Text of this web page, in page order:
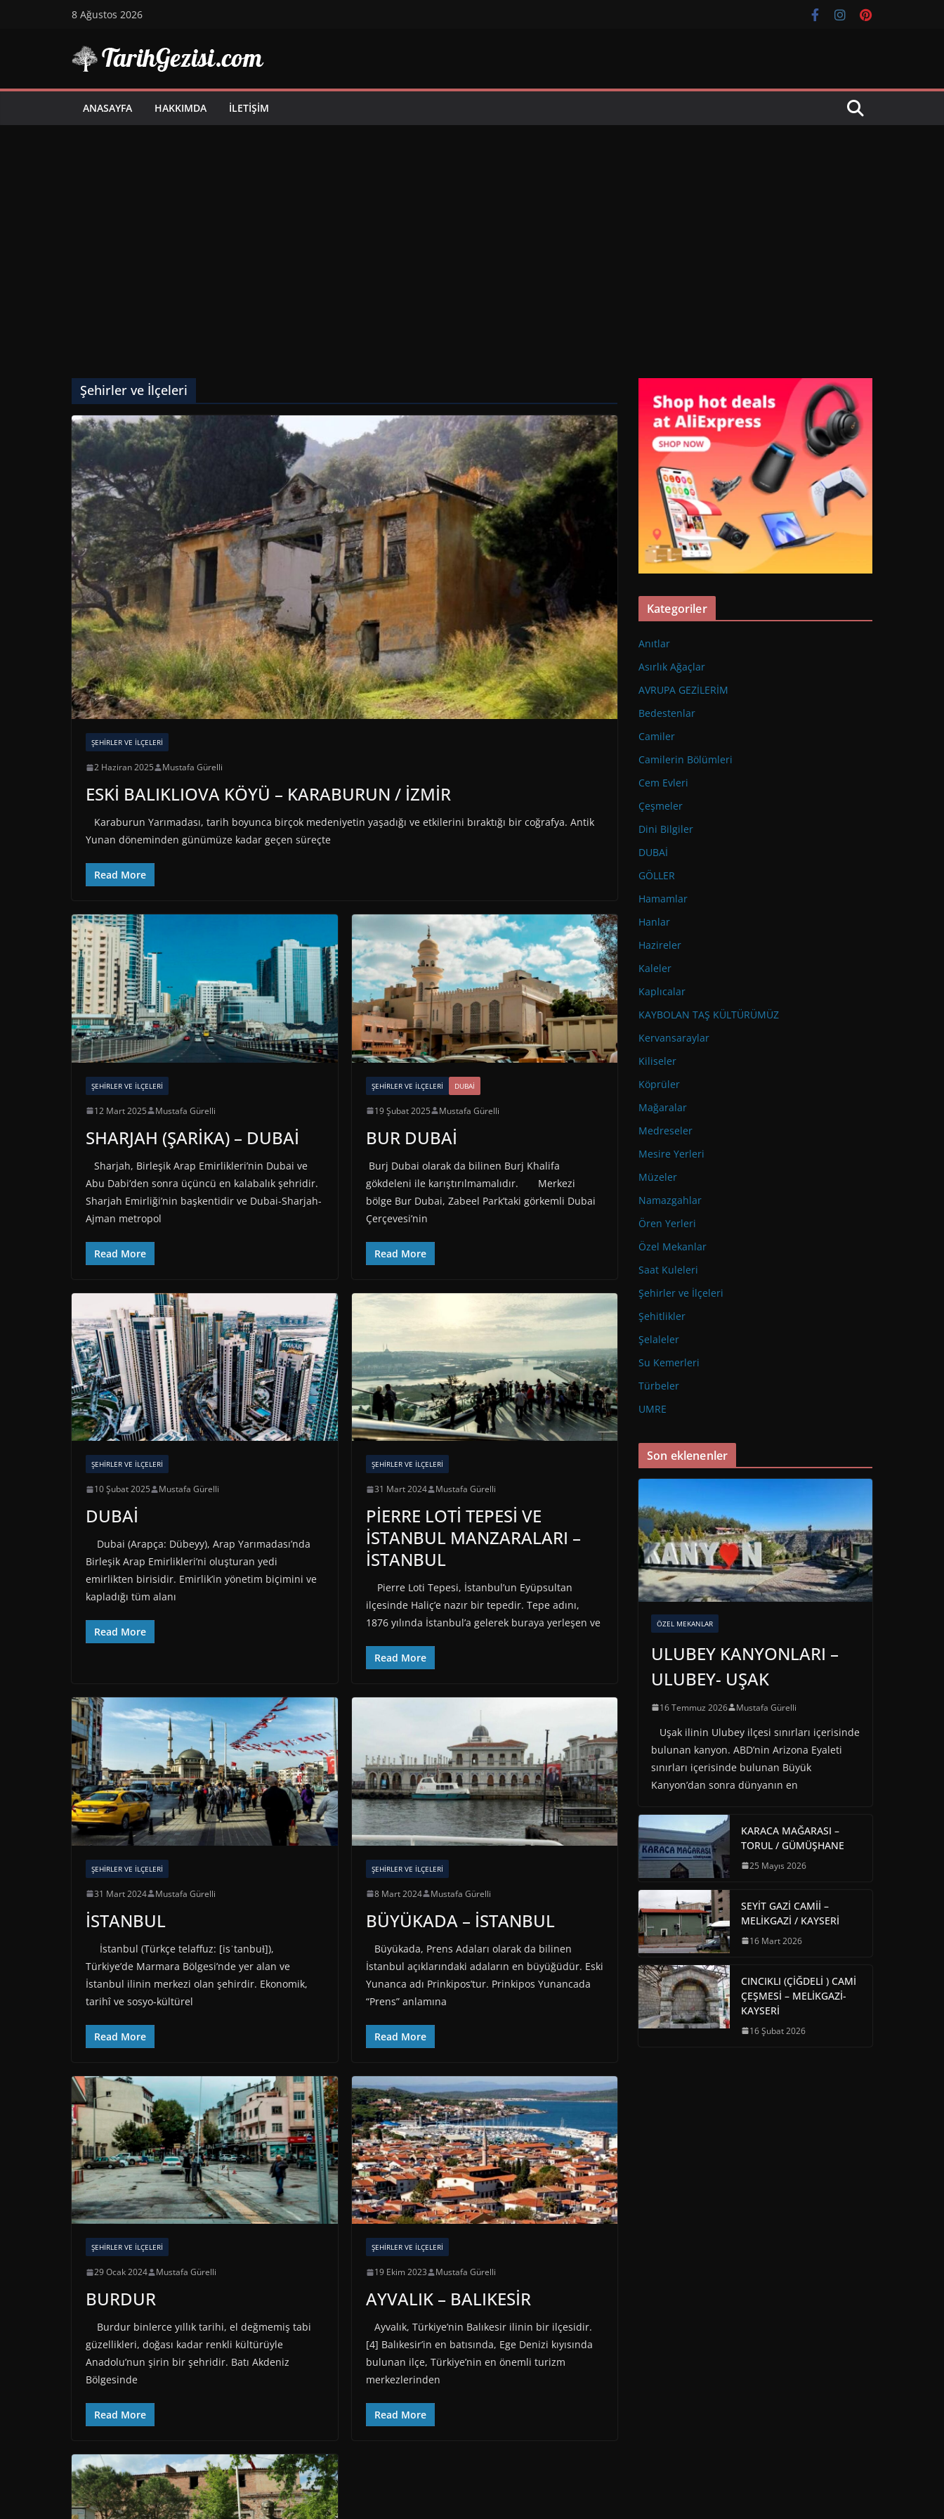
8 Ağustos 2026
ANASAYFA HAKKIMDA İLETIŞIM
Şehirler ve İlçeleri
ŞEHIRLER VE İLÇELERI
2 Haziran 2025 Mustafa Gürelli
ESKİ BALIKLIOVA KÖYÜ – KARABURUN / İZMİR
Karaburun Yarımadası, tarih boyunca birçok medeniyetin yaşadığı ve etkilerini bıraktığı bir coğrafya. Antik
Yunan döneminden günümüze kadar geçen süreçte
Read More
ŞEHIRLER VE İLÇELERI
12 Mart 2025 Mustafa Gürelli
SHARJAH (ŞARİKA) – DUBAİ
Sharjah, Birleşik Arap Emirlikleri’nin Dubai ve
Abu Dabi’den sonra üçüncü en kalabalık şehridir.
Sharjah Emirliği’nin başkentidir ve Dubai-Sharjah-
Ajman metropol
Read More
ŞEHIRLER VE İLÇELERI DUBAİ
19 Şubat 2025 Mustafa Gürelli
BUR DUBAİ
Burj Dubai olarak da bilinen Burj Khalifa
gökdeleni ile karıştırılmamalıdır. Merkezi
bölge Bur Dubai, Zabeel Park’taki görkemli Dubai
Çerçevesi’nin
Read More
ŞEHIRLER VE İLÇELERI
10 Şubat 2025 Mustafa Gürelli
DUBAİ
Dubai (Arapça: Dübeyy), Arap Yarımadası’nda
Birleşik Arap Emirlikleri’ni oluşturan yedi
emirlikten birisidir. Emirlik’in yönetim biçimini ve
kapladığı tüm alanı
Read More
ŞEHIRLER VE İLÇELERI
31 Mart 2024 Mustafa Gürelli
PİERRE LOTİ TEPESİ VE
İSTANBUL MANZARALARI –
İSTANBUL
Pierre Loti Tepesi, İstanbul’un Eyüpsultan
ilçesinde Haliç’e nazır bir tepedir. Tepe adını,
1876 yılında İstanbul’a gelerek buraya yerleşen ve
Read More
ŞEHIRLER VE İLÇELERI
31 Mart 2024 Mustafa Gürelli
İSTANBUL
İstanbul (Türkçe telaffuz: [isˈtanbuɫ]),
Türkiye’de Marmara Bölgesi’nde yer alan ve
İstanbul ilinin merkezi olan şehirdir. Ekonomik,
tarihî ve sosyo-kültürel
Read More
ŞEHIRLER VE İLÇELERI
8 Mart 2024 Mustafa Gürelli
BÜYÜKADA – İSTANBUL
Büyükada, Prens Adaları olarak da bilinen
İstanbul açıklarındaki adaların en büyüğüdür. Eski
Yunanca adı Prinkipos’tur. Prinkipos Yunancada
“Prens” anlamına
Read More
ŞEHIRLER VE İLÇELERI
29 Ocak 2024 Mustafa Gürelli
BURDUR
Burdur binlerce yıllık tarihi, el değmemiş tabi
güzellikleri, doğası kadar renkli kültürüyle
Anadolu’nun şirin bir şehridir. Batı Akdeniz
Bölgesinde
Read More
ŞEHIRLER VE İLÇELERI
19 Ekim 2023 Mustafa Gürelli
AYVALIK – BALIKESİR
Ayvalık, Türkiye’nin Balıkesir ilinin bir ilçesidir.
[4] Balıkesir’in en batısında, Ege Denizi kıyısında
bulunan ilçe, Türkiye’nin en önemli turizm
merkezlerinden
Read More
Kategoriler
Anıtlar
Asırlık Ağaçlar
AVRUPA GEZİLERİM
Bedestenlar
Camiler
Camilerin Bölümleri
Cem Evleri
Çeşmeler
Dini Bilgiler
DUBAİ
GÖLLER
Hamamlar
Hanlar
Hazireler
Kaleler
Kaplıcalar
KAYBOLAN TAŞ KÜLTÜRÜMÜZ
Kervansaraylar
Kiliseler
Köprüler
Mağaralar
Medreseler
Mesire Yerleri
Müzeler
Namazgahlar
Ören Yerleri
Özel Mekanlar
Saat Kuleleri
Şehirler ve İlçeleri
Şehitlikler
Şelaleler
Su Kemerleri
Türbeler
UMRE
Son eklenenler
ÖZEL MEKANLAR
ULUBEY KANYONLARI –
ULUBEY- UŞAK
16 Temmuz 2026 Mustafa Gürelli
Uşak ilinin Ulubey ilçesi sınırları içerisinde
bulunan kanyon. ABD’nin Arizona Eyaleti
sınırları içerisinde bulunan Büyük
Kanyon’dan sonra dünyanın en
KARACA MAĞARASI –
TORUL / GÜMÜŞHANE
25 Mayıs 2026
SEYİT GAZİ CAMİİ –
MELİKGAZİ / KAYSERİ
16 Mart 2026
CINCIKLI (ÇİĞDELİ ) CAMİ
ÇEŞMESİ – MELİKGAZİ-
KAYSERİ
16 Şubat 2026